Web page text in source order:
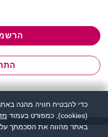
כדי להבטיח חוויה מהנה
(cookies), כמפורט בעמוד
באתר מהווה את הסכמתך על